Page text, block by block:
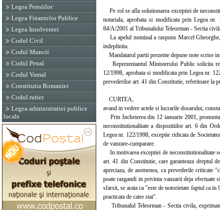
Legea Pensiilor
Legea Finantelor Publice
Legea Insolventei
Codul Civil
Codul Muncii
Codul Penal
Codul Vamal
Constitutia Romaniei
Codul rutier
Legea administratiei publice
locale
Pe rol se afla solutionarea exceptiei de
notariala, aprobata si modificata prin Legea
84/A/2001 al Tribunalului Teleorman - Sectia
La apelul nominal a raspuns Marcel Gheorghe,
indeplinita.
Mandatarul partii prezente depune note scrise
Reprezentantul Ministerului Public solicita
12/1998, aprobata si modificata prin Legea nr.
prevederilor art. 41 din Constitutie, referitoare la
CURTEA,
avand in vedere actele si lucrarile dosarului,
Prin Incheierea din 12 ianuarie 2001,
neconstitutionalitate a dispozitiilor art. 6 din
Legea nr. 122/1998, exceptie ridicata de
de vanzare-cumparare.
In motivarea exceptiei de neconstitutionalitate
art. 41 din Constitutie, care garanteaza dreptul
apreciaza, de asemenea, ca prevederile
poate razgandi in privinta vanzarii deja efectuate
sfarsit, se arata ca "este de notorietate faptul ca
practicata de catre stat".
Tribunalul Teleorman - Sectia civila,